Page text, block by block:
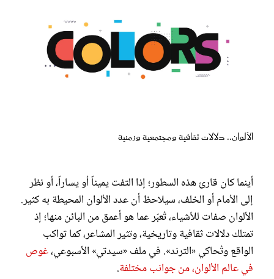
الألوان.. دلالات ثقافية ومجتمعية وزمنية
أينما كان قارئ هذه السطور؛ إذا التفت يميناً أو يساراً، أو نظر
إلى الأمام أو الخلف، سيلاحظ أن عدد الألوان المحيطة به كثير.
الألوان صفات للأشياء، تُعبّر عما هو أعمق من البائن منها؛ إذ
تمتلك دلالات ثقافية وتاريخية، وتثير المشاعر، كما تواكب
الواقع وتُحاكي «الترند». في ملف «سيدتي» الأسبوعي،غوص
في عالم الألوان، من جوانب مختلفة.
مطبخ سيدتي
مقالات الرأي